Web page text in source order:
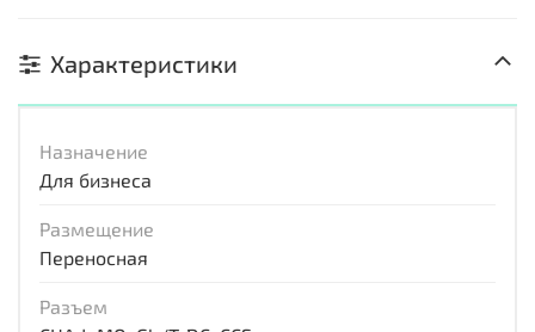
Характеристики
Назначение
Для бизнеса
Размещение
Переносная
Разъем